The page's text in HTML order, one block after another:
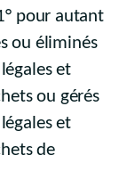
pour autant
ou éliminés
et
ou gérés
et
de